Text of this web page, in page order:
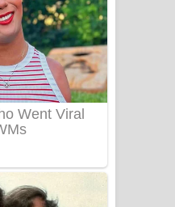
Lyrics - උණුහුම
Lyrics - කටකාර ගීතයේ
Song Lyrics - තරු
පද පෙළ